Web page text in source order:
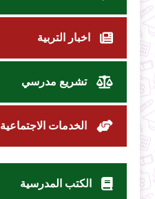
اخبار التربية
تشريع مدرسي
الخدمات الاجتماعية
الكتب المدرسية